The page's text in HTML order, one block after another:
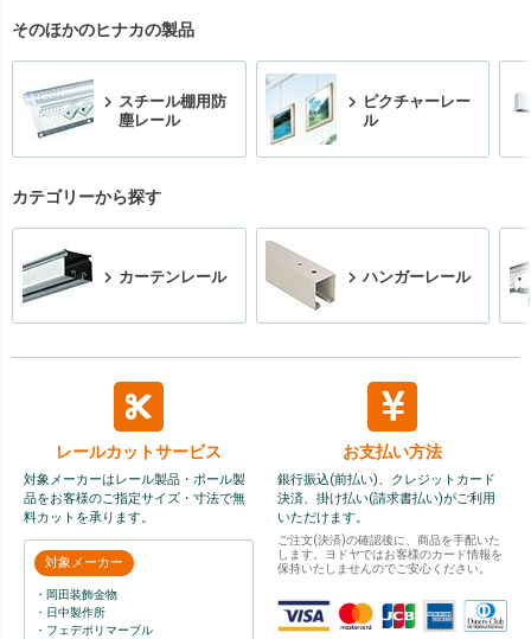
そのほかのヒナカの製品
スチール棚用防
塵レール
ピクチャーレー
ル
カテゴリーから探す
カーテンレール ハンガーレール
レールカットサービス
対象メーカーはレール製品・ポール製
品をお客様のご指定サイズ・寸法で無
料カットを承ります。
対象メーカー
・岡田装飾金物
・日中製作所
・フェデポリマーブル
お支払い方法
銀行振込(前払い)、クレジットカード
決済、掛け払い(請求書払い)がご利用
いただけます。
ご注文(決済)の確認後に、商品を手配いた
します。ヨドヤではお客様のカード情報を
保持いたしませんのでご安心ください。